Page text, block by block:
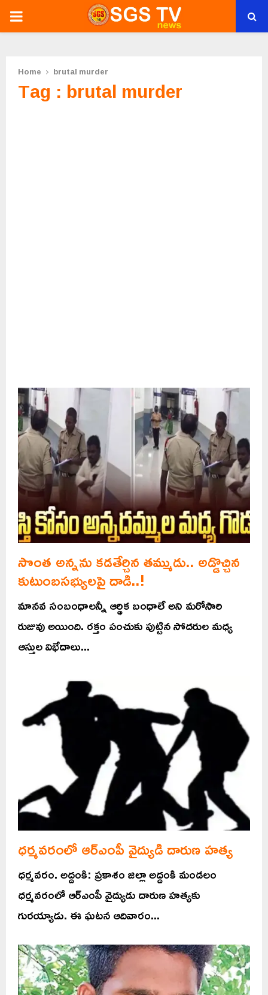
PRIMARY
Home brutal murder
Tag : brutal murder
సొంత అన్నను కడతేర్చిన తమ్ముడు.. అడ్డొచ్చిన
కుటుంబసభ్యులపై దాడి..!
మానవ సంబంధాలన్నీ ఆర్థిక బంధాలే అని మరోసారి
రుజువు అయింది. రక్తం పంచుకు పుట్టిన సోదరుల మధ్య
ఆస్తుల విభేదాలు...
ధర్మవరంలో ఆర్ఎంపీ వైద్యుడి దారుణ హత్య
ధర్మవరం. అద్దంకి: ప్రకాశం జిల్లా అద్దంకి మండలం
ధర్మవరంలో ఆర్ఎంపీ వైద్యుడు దారుణ హత్యకు
గురయ్యాడు. ఈ ఘటన ఆదివారం...